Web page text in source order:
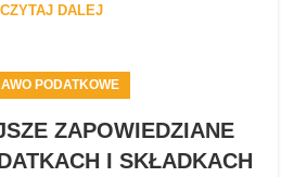
CZYTAJ DALEJ
PODATKOWE
ZAPOWIEDZIANE
I SKŁADKACH